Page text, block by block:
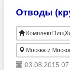
Москва и
03.08.2015